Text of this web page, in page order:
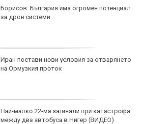
Борисов: България има огромен потенциал
за дрон системи
Иран постави нови условия за отварянето
на Ормузкия проток
Най-малко 22-ма загинали при катастрофа
между два автобуса в Нигер (ВИДЕО)